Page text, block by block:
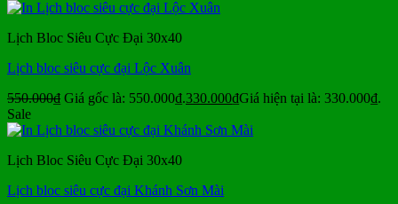
Lịch Bloc Siêu Cực Đại 30x40
Lịch bloc siêu cực đại Lộc Xuân
550.000₫ Giá gốc là: 550.000₫.330.000₫Giá hiện tại là: 330.000₫.
Sale
Lịch Bloc Siêu Cực Đại 30x40
Lịch bloc siêu cực đại Khánh Sơn Mài